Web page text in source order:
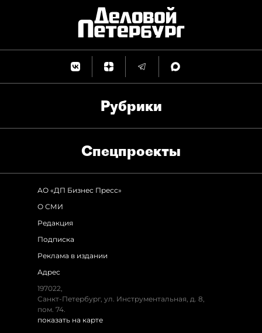
Рубрики
Спец­проекты
АО «ДП Бизнес Пресс»
О СМИ
Редакция
Подписка
Реклама в издании
Адрес
197022,
Санкт-Петербург, ул. Инструментальная, д. 8,
пом. 74.
показать на карте